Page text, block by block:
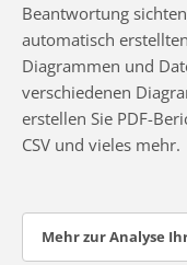
Beantwortung
automatisch
Diagrammen und
verschiedenen
erstellen Sie PDF-
CSV und vieles mehr.
Mehr zur Analyse